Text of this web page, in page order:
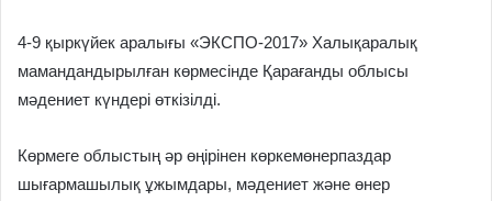
4-9 қыркүйек аралығы «ЭКСПО-2017» Халықаралық
мамандандырылған көрмесінде Қарағанды облысы
мәдениет күндері өткізілді.
Көрмеге облыстың әр өңірінен көркемөнерпаздар
шығармашылық ұжымдары, мәдениет және өнер